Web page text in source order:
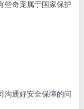
些奇宠属于国家保护
沟通好安全保障的问